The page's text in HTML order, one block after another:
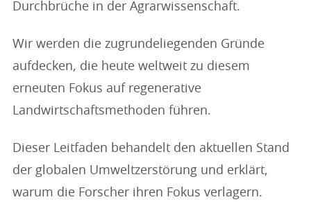
Durchbrüche in der Agrarwissenschaft.
Wir werden die zugrundeliegenden Gründe
aufdecken, die heute weltweit zu diesem
erneuten Fokus auf regenerative
Landwirtschaftsmethoden führen.
Dieser Leitfaden behandelt den aktuellen Stand
der globalen Umweltzerstörung und erklärt,
warum die Forscher ihren Fokus verlagern.